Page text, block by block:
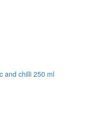
and chilli 250 ml